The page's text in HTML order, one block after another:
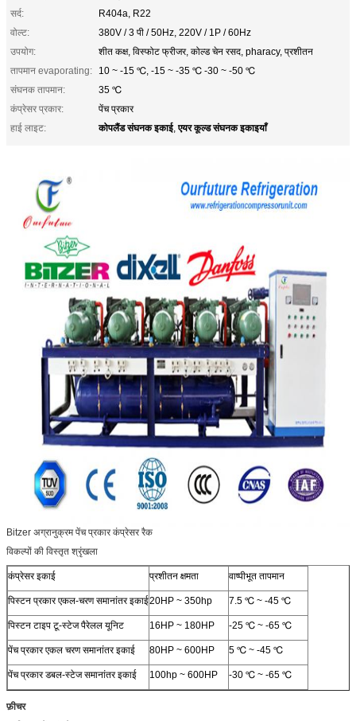
सर्द:
R404a, R22
वोल्ट:
380V / 3 पी / 50Hz, 220V / 1P / 60Hz
उपयोग:
शीत कक्ष, विस्फोट फ्रीजर, कोल्ड चेन रसद, pharacy, प्रशीतन
तापमान evaporating:
10 ~ -15 ℃, -15 ~ -35 ℃ -30 ~ -50 ℃
संघनक तापमान:
35 ℃
कंप्रेसर प्रकार:
पेंच प्रकार
हाई लाइट:
कोपलैंड संघनक इकाई,एयर कूल्ड संघनक इकाइयाँ
Bitzer अग्रानुक्रम पेंच प्रकार कंप्रेसर रैक
विकल्पों की विस्तृत श्रृंखला
कंप्रेसर इकाई प्रशीतन क्षमता वाष्पीभूत तापमान
पिस्टन प्रकार एकल-चरण समानांतर इकाई20HP ~ 350hp 7.5 ℃ ~ -45 ℃
पिस्टन टाइप टू-स्टेज पैरेलल यूनिट 16HP ~ 180HP -25 ℃ ~ -65 ℃
पेंच प्रकार एकल चरण समानांतर इकाई 80HP ~ 600HP 5 ℃ ~ -45 ℃
पेंच प्रकार डबल-स्टेज समानांतर इकाई 100hp ~ 600HP -30 ℃ ~ -65 ℃
फ़ीचर